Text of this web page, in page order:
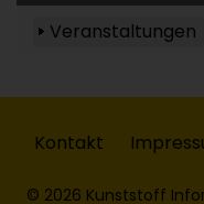
Veranstaltungen
Kontakt
© 2026 Kunststoff